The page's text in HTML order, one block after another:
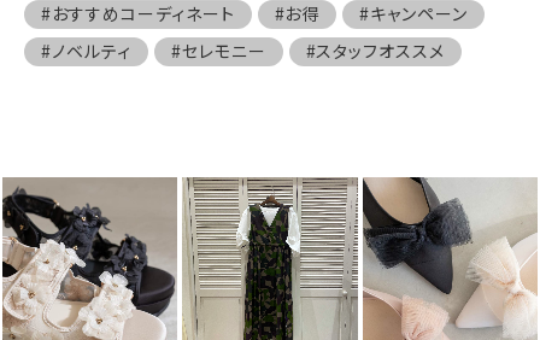
#おすすめコーディネート
#お得
#キャンペーン
#ノベルティ
#セレモニー #スタッフオススメ